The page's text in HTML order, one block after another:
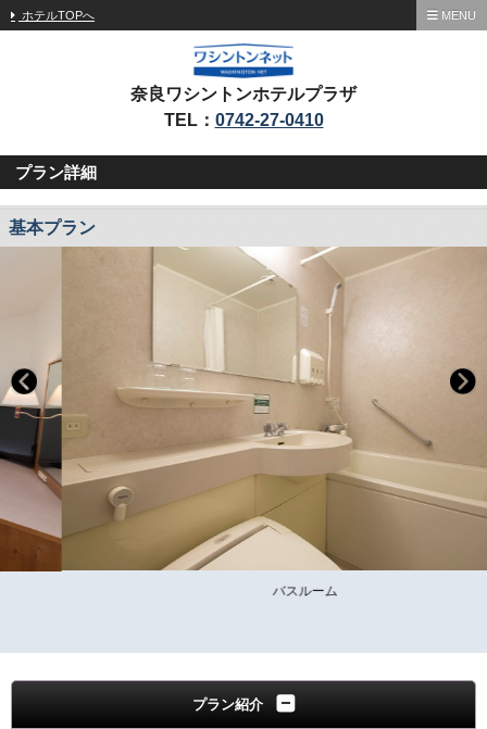
ホテルTOPへ MENU
奈良ワシントンホテルプラザ
TEL： 0742-27-0410
プラン詳細
基本プラン
バスルーム
プラン紹介